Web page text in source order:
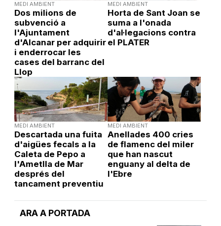
ARA A PORTADA
MEDI AMBIENT
Dos milions de
subvenció a
l'Ajuntament
d'Alcanar per adquirir
i enderrocar les
cases del barranc del
Llop
MEDI AMBIENT
Horta de Sant Joan se
suma a l'onada
d'al·legacions contra
el PLATER
MEDI AMBIENT
Descartada una fuita
d'aigües fecals a la
Caleta de Pepo a
l'Ametlla de Mar
després del
tancament preventiu
MEDI AMBIENT
Anellades 400 cries
de flamenc del miler
que han nascut
enguany al delta de
l'Ebre